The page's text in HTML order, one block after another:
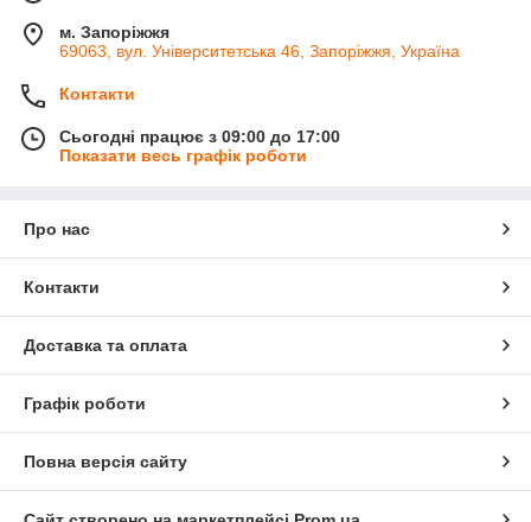
м. Запоріжжя
69063, вул. Університетська 46, Запоріжжя, Україна
Контакти
Сьогодні працює з 09:00 до 17:00
Показати весь графік роботи
Про нас
Контакти
Доставка та оплата
Графік роботи
Повна версія сайту